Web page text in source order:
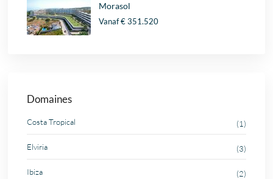
Morasol
Vanaf€ 351.520
Domaines
Costa Tropical (1)
Elviria (3)
Ibiza (2)